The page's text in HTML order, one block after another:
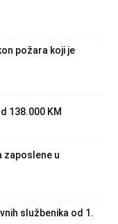
požara koji je
138.000 KM
zaposlene u
službenika od 1.